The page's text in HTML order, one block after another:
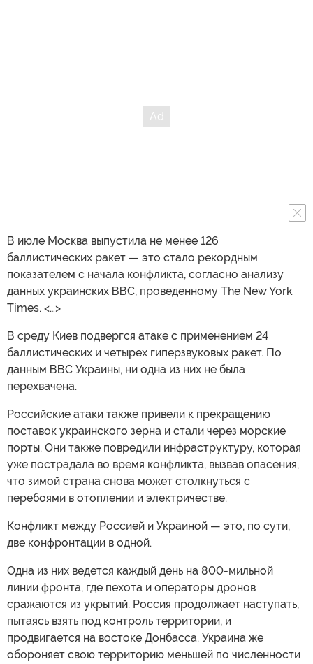
В июле Москва выпустила не менее 126
баллистических ракет — это стало рекордным
показателем с начала конфликта, согласно анализу
данных украинских ВВС, проведенному The New York
Times. <…>
В среду Киев подвергся атаке с применением 24
баллистических и четырех гиперзвуковых ракет. По
данным ВВС Украины, ни одна из них не была
перехвачена.
Российские атаки также привели к прекращению
поставок украинского зерна и стали через морские
порты. Они также повредили инфраструктуру, которая
уже пострадала во время конфликта, вызвав опасения,
что зимой страна снова может столкнуться с
перебоями в отоплении и электричестве.
Конфликт между Россией и Украиной — это, по сути,
две конфронтации в одной.
Одна из них ведется каждый день на 800-мильной
линии фронта, где пехота и операторы дронов
сражаются из укрытий. Россия продолжает наступать,
пытаясь взять под контроль территории, и
продвигается на востоке Донбасса. Украина же
обороняет свою территорию меньшей по численности